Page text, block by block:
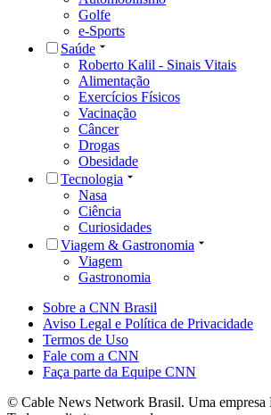
Golfe
e-Sports
Saúde
Roberto Kalil - Sinais Vitais
Alimentação
Exercícios Físicos
Vacinação
Câncer
Drogas
Obesidade
Tecnologia
Nasa
Ciência
Curiosidades
Viagem & Gastronomia
Viagem
Gastronomia
Sobre a CNN Brasil
Aviso Legal e Política de Privacidade
Termos de Uso
Fale com a CNN
Faça parte da Equipe CNN
© Cable News Network Brasil. Uma